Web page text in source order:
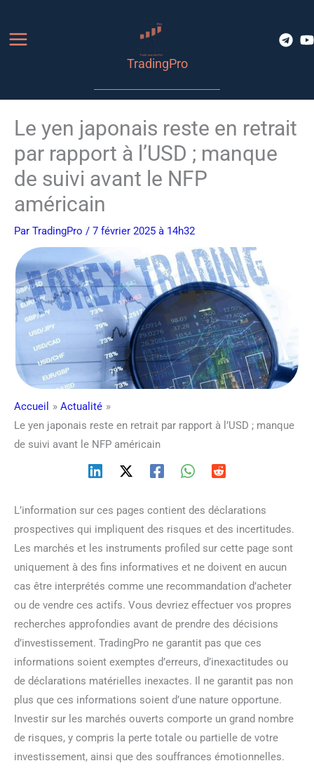
contenu
TradingPro
Le yen japonais reste en retrait
par rapport à l’USD ; manque
de suivi avant le NFP
américain
Par TradingPro / 7 février 2025 à 14h32
Accueil
Actualité
Le yen japonais reste en retrait par rapport à l’USD ; manque
de suivi avant le NFP américain
L’information sur ces pages contient des déclarations
prospectives qui impliquent des risques et des incertitudes.
Les marchés et les instruments profiled sur cette page sont
uniquement à des fins informatives et ne doivent en aucun
cas être interprétés comme une recommandation d’acheter
ou de vendre ces actifs. Vous devriez effectuer vos propres
recherches approfondies avant de prendre des décisions
d’investissement. TradingPro ne garantit pas que ces
informations soient exemptes d’erreurs, d’inexactitudes ou
de déclarations matérielles inexactes. Il ne garantit pas non
plus que ces informations soient d’une nature opportune.
Investir sur les marchés ouverts comporte un grand nombre
de risques, y compris la perte totale ou partielle de votre
investissement, ainsi que des souffrances émotionnelles.